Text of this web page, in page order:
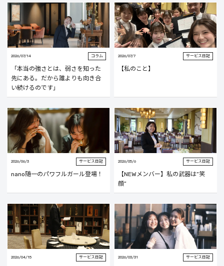
2026/07/14 コラム
「本当の強さとは、弱さを知った
先にある。だから誰よりも向き合
い続けるのです」
2026/07/7 サービス日記
【私のこと】
2026/06/3 サービス日記
nano随一のパワフルガール登場！
2026/05/6 サービス日記
【NEWメンバー】私の武器は“笑
顔”
2026/04/15 サービス日記 2026/03/31 サービス日記